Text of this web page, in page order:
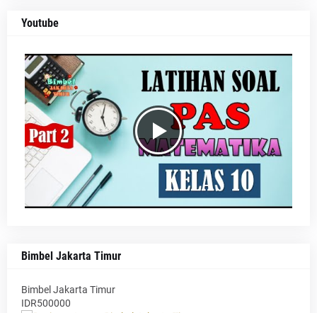
Youtube
Bimbel Jakarta Timur
Bimbel Jakarta Timur
IDR500000